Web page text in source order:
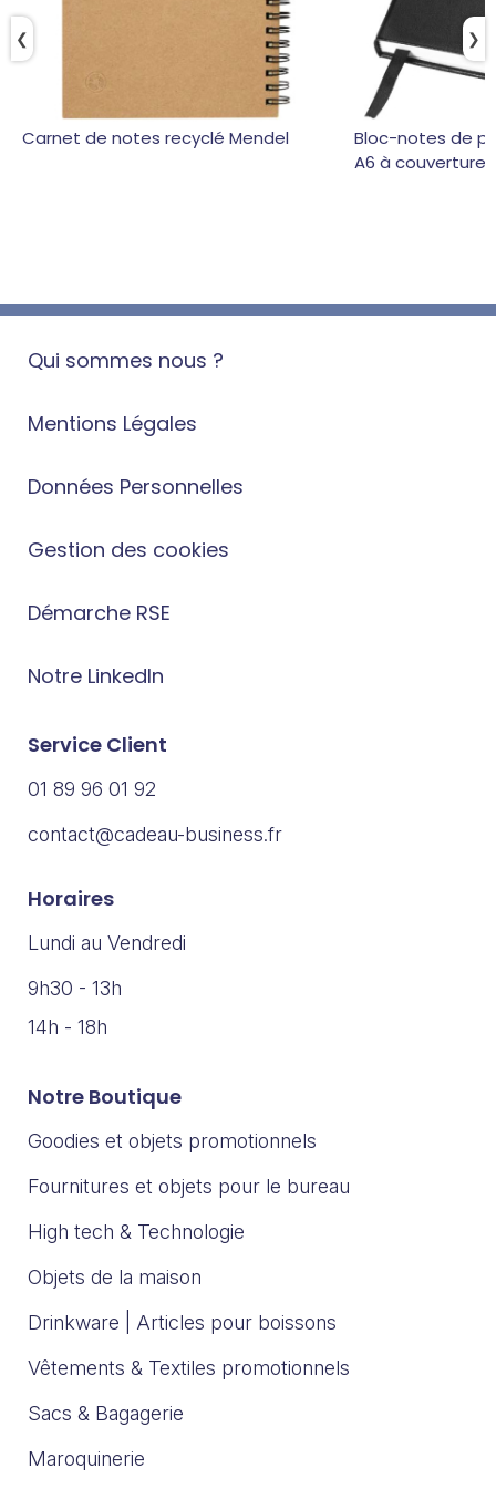
Carnet de notes recyclé Mendel
Bloc-notes de
A6 à couverture
❯
❮
Qui sommes nous ?
Mentions Légales
Données Personnelles
Gestion des cookies
Démarche RSE
Notre LinkedIn
Service Client
01 89 96 01 92
contact@cadeau-business.fr
Horaires
Lundi au Vendredi
9h30 - 13h
14h - 18h
Notre Boutique
Goodies et objets promotionnels
Fournitures et objets pour le bureau
High tech & Technologie
Objets de la maison
Drinkware | Articles pour boissons
Vêtements & Textiles promotionnels
Sacs & Bagagerie
Maroquinerie